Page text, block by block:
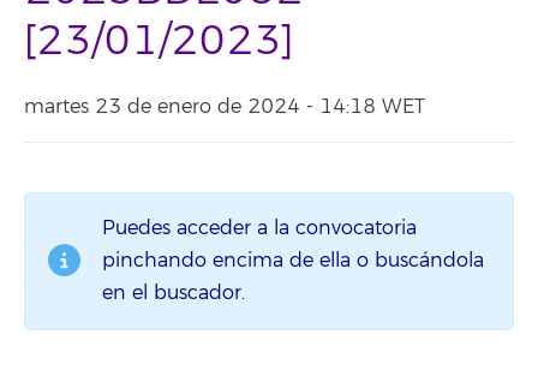
[23/01/2023]
martes 23 de enero de 2024 - 14:18 WET
Puedes acceder a la convocatoria
pinchando encima de ella o buscándola
en el buscador.